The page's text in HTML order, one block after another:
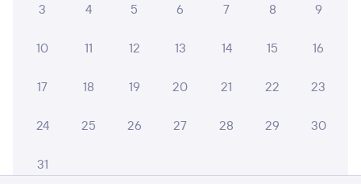
3 4 5 6 7 8 9
10 11 12 13 14 15 16
17 18 19 20 21 22 23
24 25 26 27 28 29 30
31